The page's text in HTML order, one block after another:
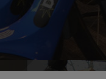
verschillende
fietsmerken."